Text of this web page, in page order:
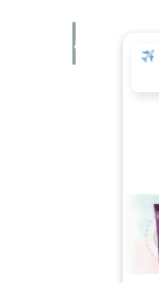
Suodata